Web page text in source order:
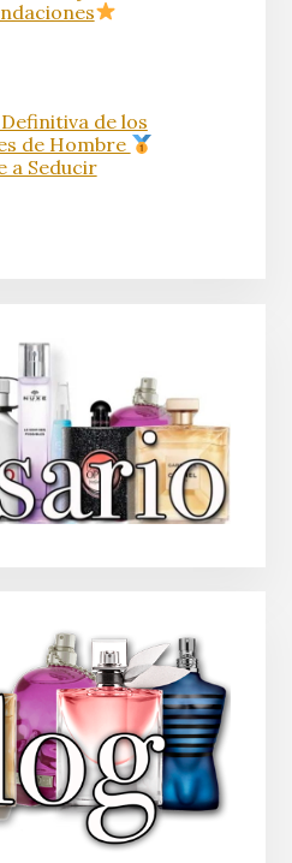
de los
de Hombre
a Seducir